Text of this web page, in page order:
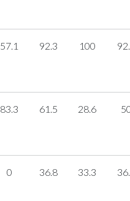
57.1 92.3 100
83.3 61.5 28.6
0 36.8 33.3